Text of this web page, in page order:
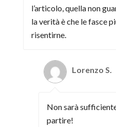
l’articolo, quella non
la verità è che le fasce
risentirne.
Lorenzo S.
Non sarà
partire!